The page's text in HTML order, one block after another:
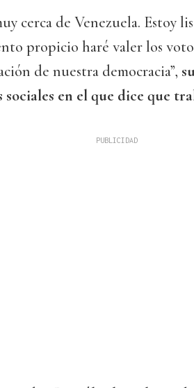
cerca de Venezuela. Estoy
propicio haré valer los
de nuestra democracia”,
sociales en el que dice que